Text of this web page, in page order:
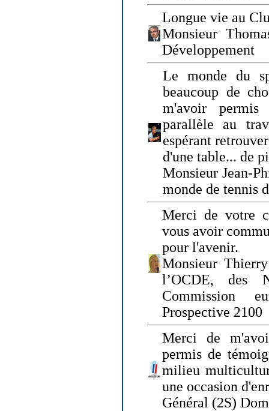
Longue vie au
Monsieur
Développement
Le monde du
beaucoup de
m'avoir
parallèle au
espérant
d'une table... de
Monsieur Jean-
monde de tennis
Merci de votre
vous avoir
pour l'avenir.
Monsieur
l’OCDE, des
Commission
Prospective 2100
Merci de
permis de
milieu
une occasion
Général (2S)